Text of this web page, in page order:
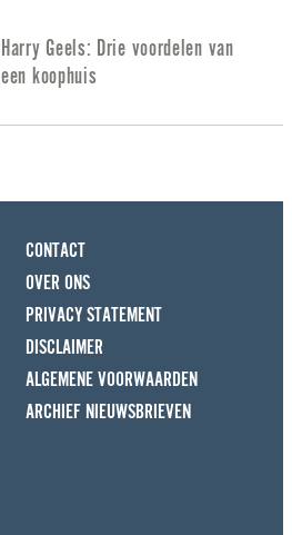
Harry Geels: Drie voordelen van
een koophuis
CONTACT
OVER ONS
PRIVACY STATEMENT
DISCLAIMER
ALGEMENE VOORWAARDEN
ARCHIEF NIEUWSBRIEVEN